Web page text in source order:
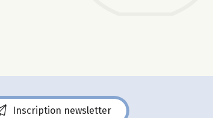
Inscription newsletter